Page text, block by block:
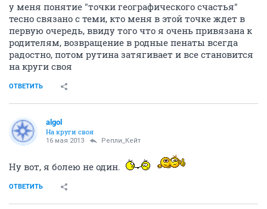
у меня понятие "точки географического счастья"
тесно связано с теми, кто меня в этой точке ждет в
первую очередь, ввиду того что я очень привязана к
родителям, возвращение в родные пенаты всегда
радостно, потом рутина затягивает и все становится
на круги своя
ОТВЕТИТЬ
algol
На круги своя
16 мая 2013 Репли_Кейт
Ну вот, я болею не один.
ОТВЕТИТЬ